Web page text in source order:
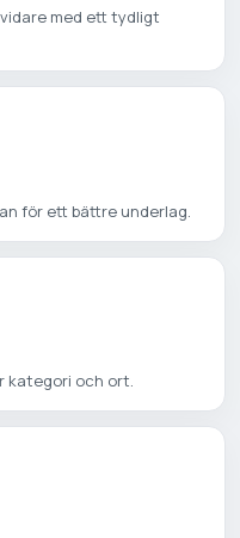
med ett tydligt
för ett bättre underlag.
kategori och ort.